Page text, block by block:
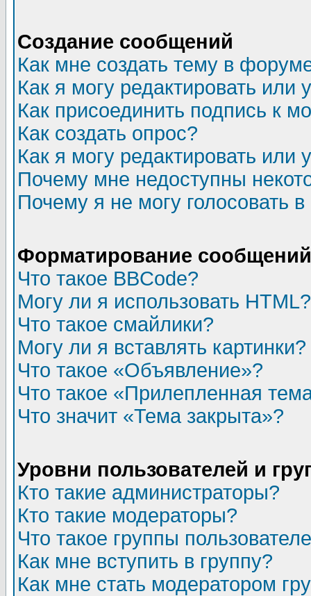
Создание сообщений
Как мне создать тему в
Как я могу редактировать или
Как присоединить подпись к
Как создать опрос?
Как я могу редактировать или
Почему мне недоступны
Почему я не могу голосовать
Форматирование
Что такое BBCode?
Могу ли я использовать HTML?
Что такое смайлики?
Могу ли я вставлять картинки?
Что такое «Объявление»?
Что такое «Прилепленная
Что значит «Тема закрыта»?
Уровни пользователей и
Кто такие администраторы?
Кто такие модераторы?
Что такое группы
Как мне вступить в группу?
Как мне стать модератором